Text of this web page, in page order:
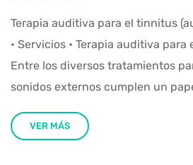
Terapia auditiva para el tinnitus
• Servicios • Terapia auditiva
Entre los diversos tratamientos
sonidos externos cumplen un
VER MÁS